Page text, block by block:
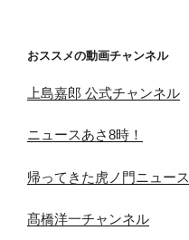
おススメの動画チャンネル
上島嘉郎 公式チャンネル
ニュースあさ8時！
帰ってきた虎ノ門ニュース
髙橋洋一チャンネル